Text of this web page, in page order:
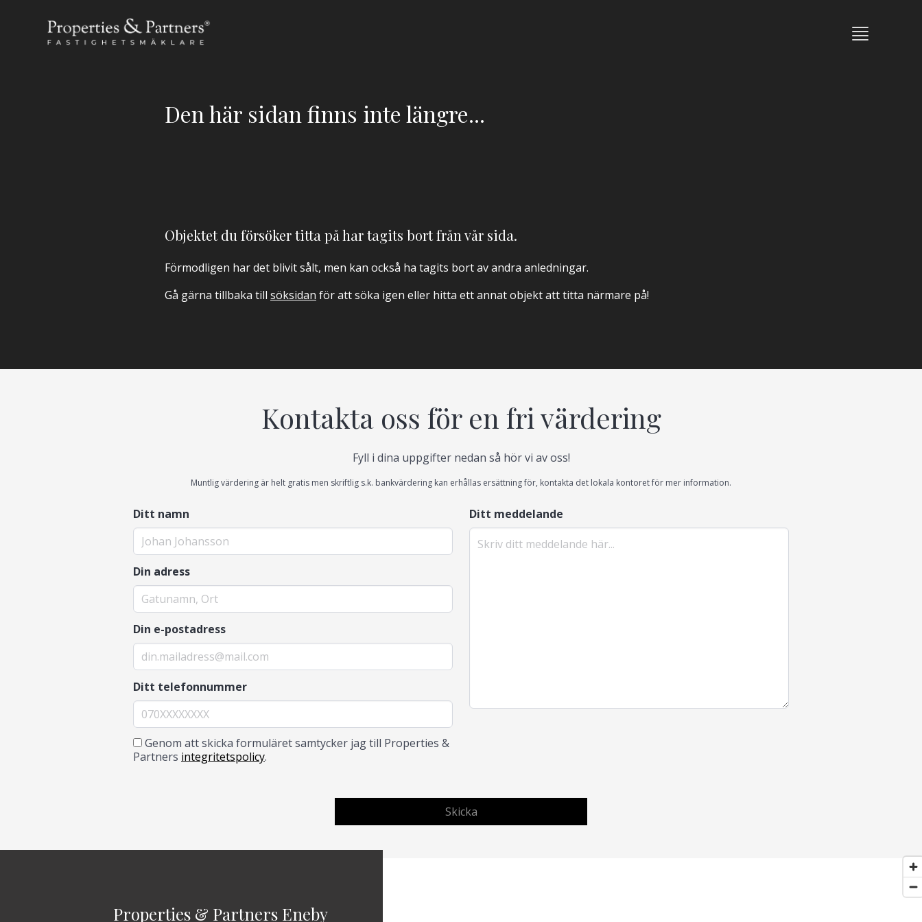
Den här sidan finns inte längre...
Objektet du försöker titta på har tagits bort från vår sida.
Förmodligen har det blivit sålt, men kan också ha tagits bort av andra anledningar.
Gå gärna tillbaka till söksidan för att söka igen eller hitta ett annat objekt att titta närmare på!
Kontakta oss för en fri värdering
Fyll i dina uppgifter nedan så hör vi av oss!
Muntlig värdering är helt gratis men skriftlig s.k. bankvärdering kan erhållas ersättning för, kontakta det lokala kontoret för mer information.
Ditt namn
Din adress
Din e-postadress
Ditt telefonnummer
Genom att skicka formuläret samtycker jag till Properties &
Partners integritetspolicy.
Ditt meddelande
Properties & Partners Eneby